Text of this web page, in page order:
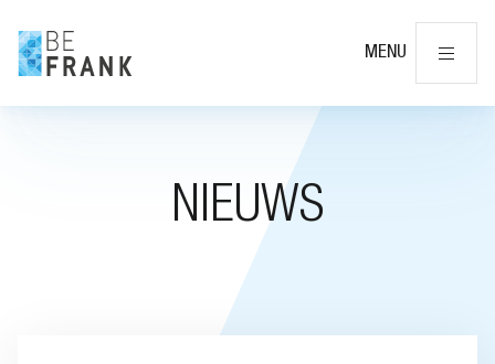
MENU
NIEUWS